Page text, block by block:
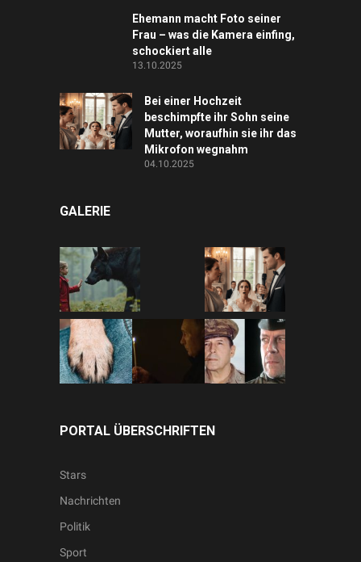
Ehemann macht Foto seiner
Frau – was die Kamera einfing,
schockiert alle
13.10.2025
Bei einer Hochzeit
beschimpfte ihr Sohn seine
Mutter, woraufhin sie ihr das
Mikrofon wegnahm
04.10.2025
GALERIE
PORTAL ÜBERSCHRIFTEN
Stars
Nachrichten
Politik
Sport